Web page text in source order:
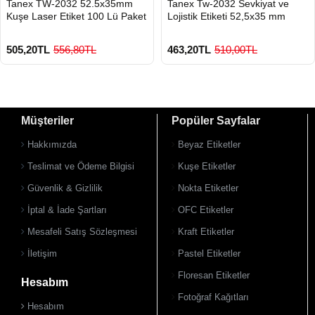
GÖNDERİ
900 TL Üzeri Kargo Ücretsiz
Tanex TW-2032 52.5x35mm
Kuşe Laser Etiket 100 Lü Paket
505,20TL 556,80TL
GÖNDERİ
900 TL Üzeri Kargo Ücretsiz
Tanex Tw-2032 Sevkiyat ve
Lojistik Etiketi 52,5x35 mm
463,20TL 510,00TL
Müşteriler
Hakkımızda
Teslimat ve Ödeme Bilgisi
Güvenlik & Gizlilik
İptal & İade Şartları
Mesafeli Satış Sözleşmesi
İletişim
Hesabım
Hesabım
Popüler Sayfalar
Beyaz Etiketler
Kuşe Etiketler
Nokta Etiketler
OFC Etiketler
Kraft Etiketler
Pastel Etiketler
Floresan Etiketler
Fotoğraf Kağıtları